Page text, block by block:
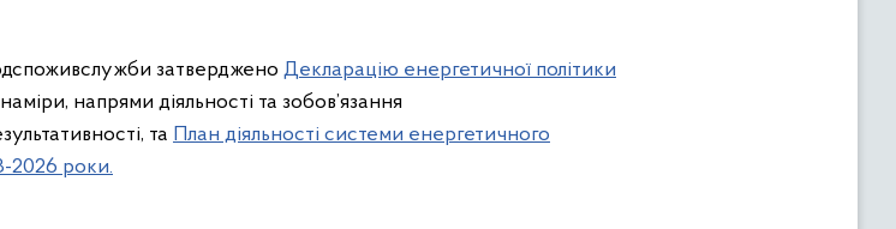
затверджено Декларацію енергетичної політики
напрями діяльності та зобов’язання
та План діяльності системи енергетичного
2026 роки.